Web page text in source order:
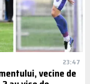
23:47
vecine de